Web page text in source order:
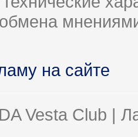
на сайте
Vesta Club |